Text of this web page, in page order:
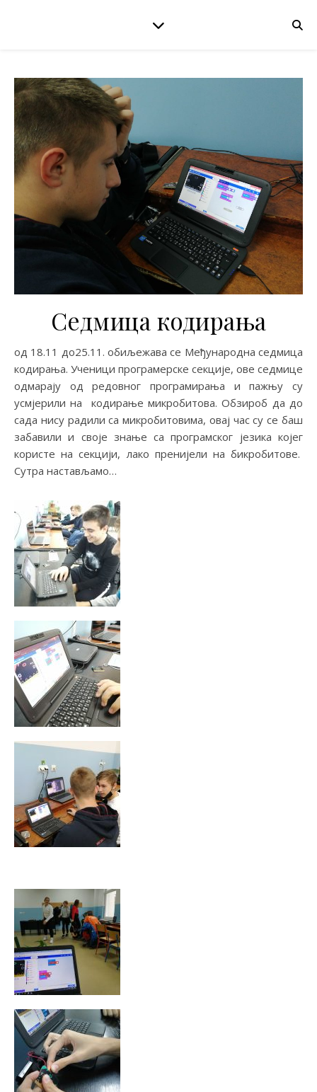
Седмица кодирања
од 18.11 до25.11. обиљежава се Међународна седмица
кодирања. Ученици програмерске секције, ове седмице
одмарају од редовног програмирања и пажњу су
усмјерили на кодирање микробитова. Обзироб да до
сада нису радили са микробитовима, овај час су се баш
забавили и своје знање са програмског језика којег
користе на секцији, лако пренијели на бикробитове.
Сутра настављамо…